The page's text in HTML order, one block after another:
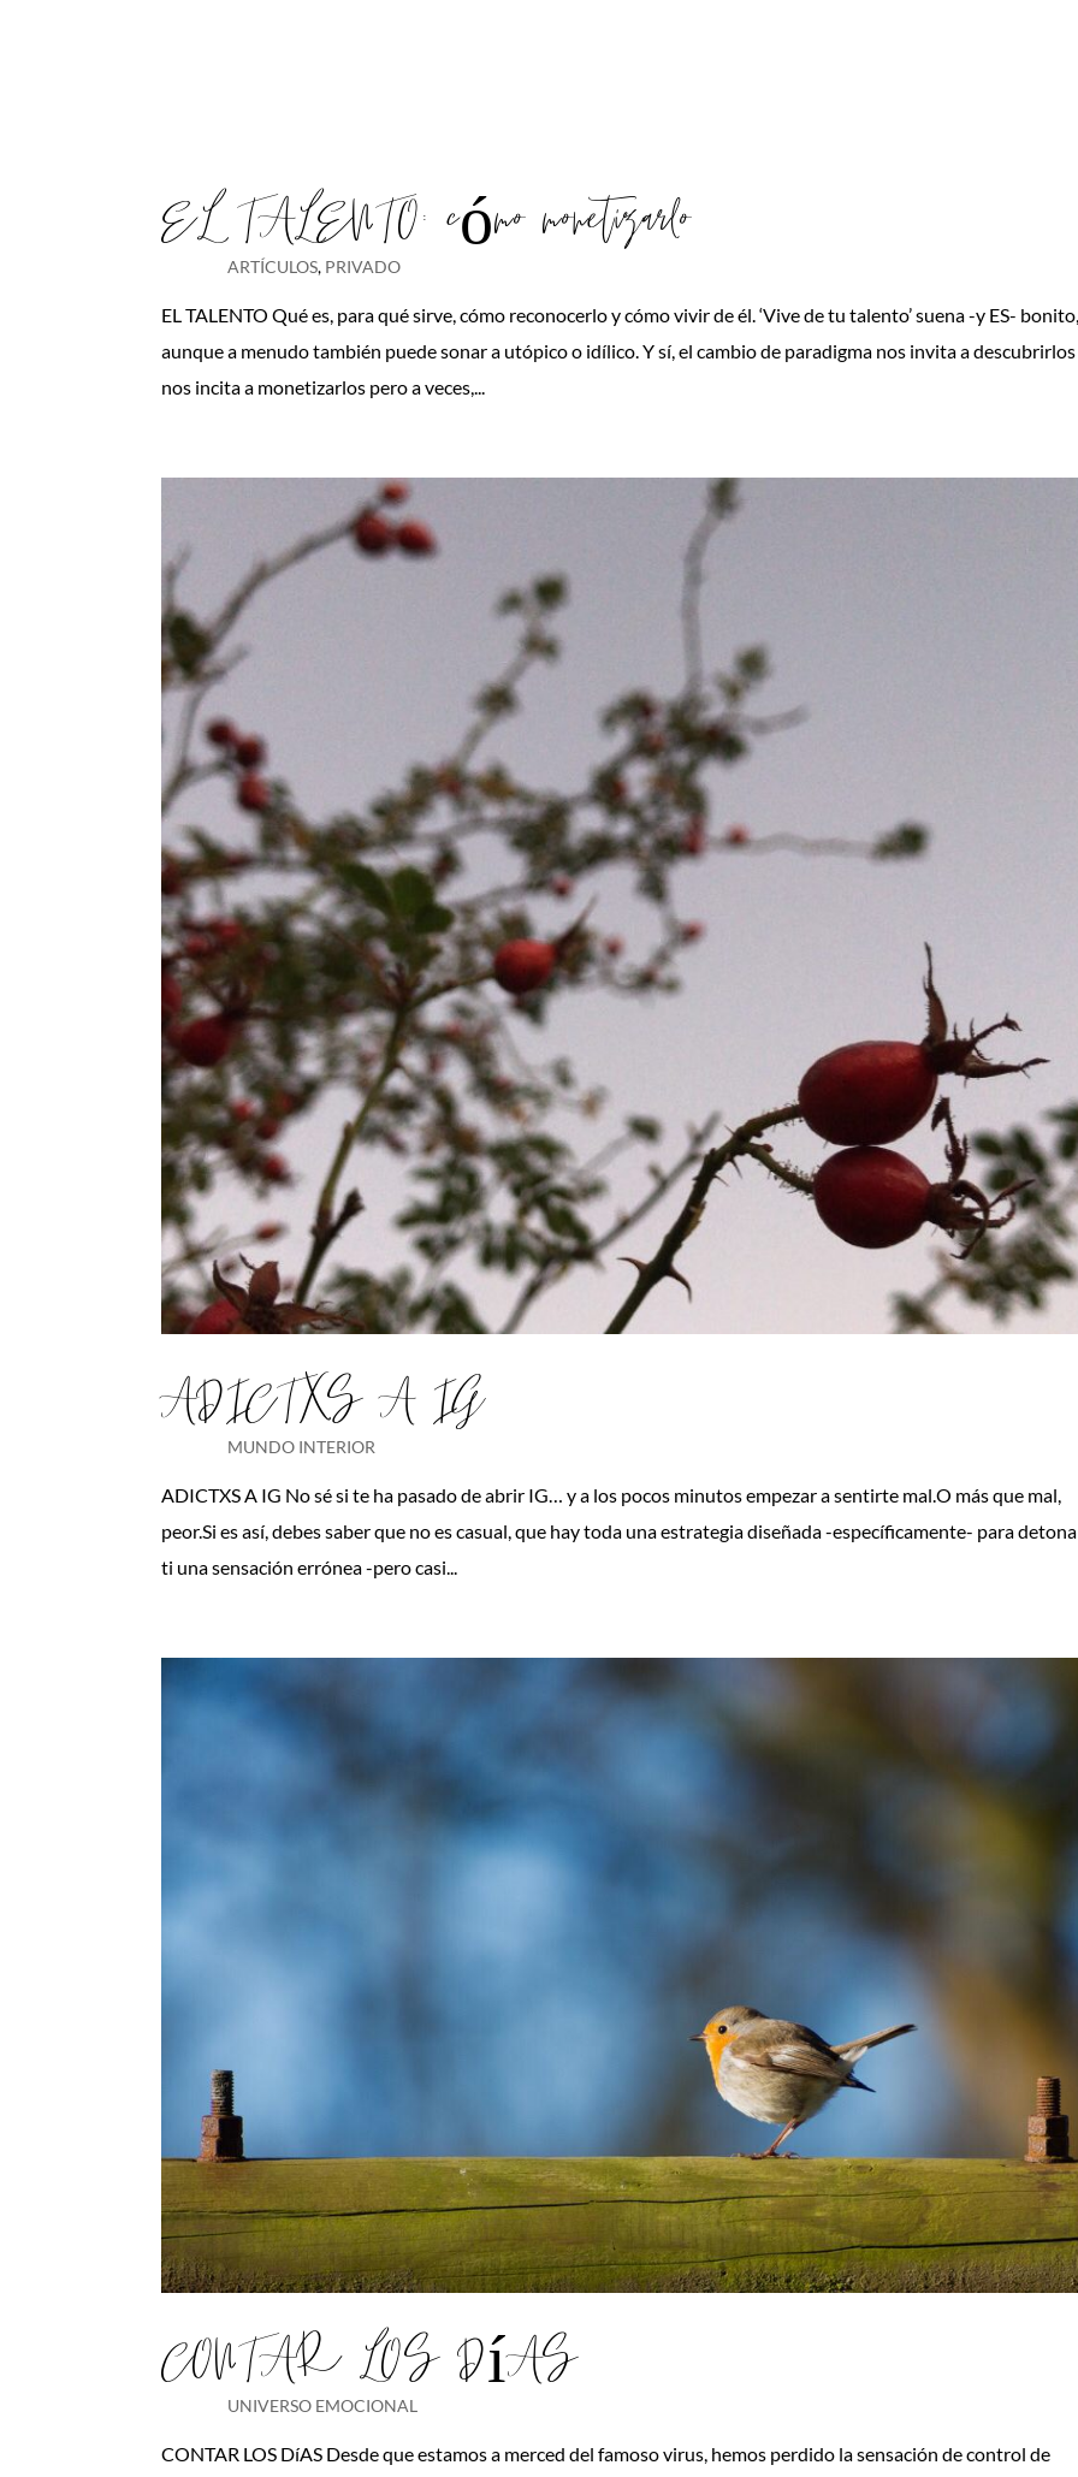
EL TALENTO: cómo monetizarlo
ARTÍCULOS, PRIVADO
EL TALENTO Qué es, para qué sirve, cómo reconocerlo y cómo vivir de él. ‘Vive de tu talento’ suena -y ES-
aunque a menudo también puede sonar a utópico o idílico. Y sí, el cambio de paradigma nos invita a
nos incita a monetizarlos pero a veces,...
ADICTXS A IG
MUNDO INTERIOR
ADICTXS A IG No sé si te ha pasado de abrir IG… y a los pocos minutos empezar a sentirte mal.O más que mal,
peor.Si es así, debes saber que no es casual, que hay toda una estrategia diseñada -específicamente- para
ti una sensación errónea -pero casi...
CONTAR LOS DíAS
UNIVERSO EMOCIONAL
CONTAR LOS DíAS Desde que estamos a merced del famoso virus, hemos perdido la sensación de control de